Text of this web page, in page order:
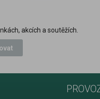
akcích a soutěžích.